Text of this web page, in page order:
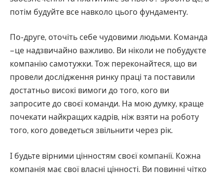
потім будуйте все навколо цього фундаменту.
По-друге, оточіть себе чудовими людьми. Команда
– це надзвичайно важливо. Ви ніколи не побудуєте
компанію самотужки. Тож переконайтеся, що ви
провели дослідження ринку праці та поставили
достатньо високі вимоги до того, кого ви
запросите до своєї команди. На мою думку, краще
почекати найкращих кадрів, ніж взяти на роботу
того, кого доведеться звільнити через рік.
І будьте вірними цінностям своєї компанії. Кожна
компанія має свої власні цінності. Ви повинні чітко